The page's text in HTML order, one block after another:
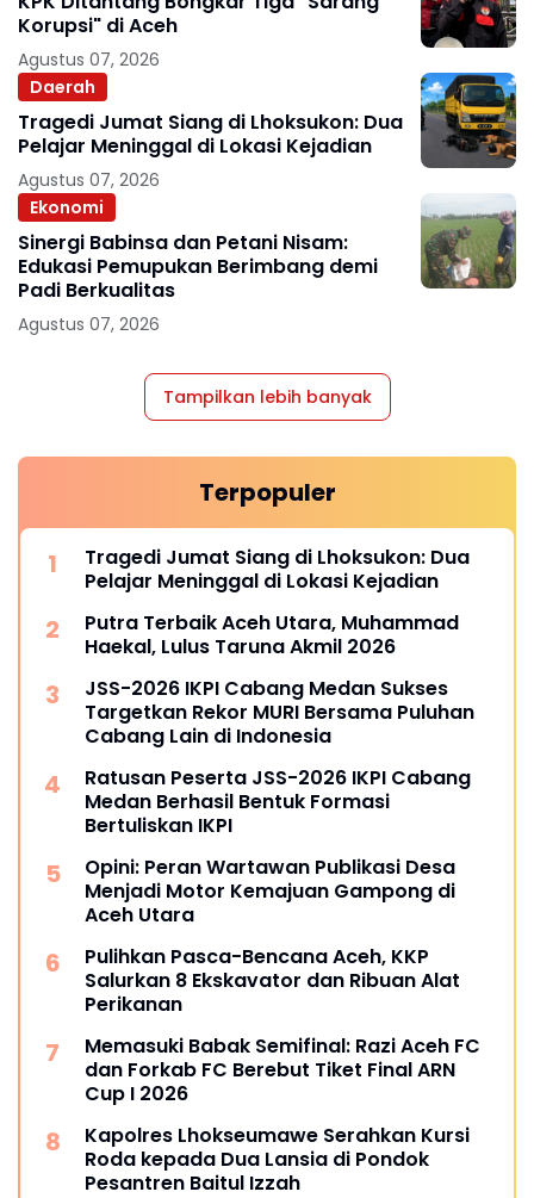
Korupsi" di Aceh
Agustus 07, 2026
Daerah
Tragedi Jumat Siang di Lhoksukon: Dua
Pelajar Meninggal di Lokasi Kejadian
Agustus 07, 2026
Ekonomi
Sinergi Babinsa dan Petani Nisam:
Edukasi Pemupukan Berimbang demi
Padi Berkualitas
Agustus 07, 2026
Tampilkan lebih banyak
Terpopuler
Tragedi Jumat Siang di Lhoksukon: Dua
Pelajar Meninggal di Lokasi Kejadian
Putra Terbaik Aceh Utara, Muhammad
Haekal, Lulus Taruna Akmil 2026
JSS-2026 IKPI Cabang Medan Sukses
Targetkan Rekor MURI Bersama Puluhan
Cabang Lain di Indonesia
Ratusan Peserta JSS-2026 IKPI Cabang
Medan Berhasil Bentuk Formasi
Bertuliskan IKPI
Opini: Peran Wartawan Publikasi Desa
Menjadi Motor Kemajuan Gampong di
Aceh Utara
Pulihkan Pasca-Bencana Aceh, KKP
Salurkan 8 Ekskavator dan Ribuan Alat
Perikanan
Memasuki Babak Semifinal: Razi Aceh FC
dan Forkab FC Berebut Tiket Final ARN
Cup I 2026
Kapolres Lhokseumawe Serahkan Kursi
Roda kepada Dua Lansia di Pondok
Pesantren Baitul Izzah